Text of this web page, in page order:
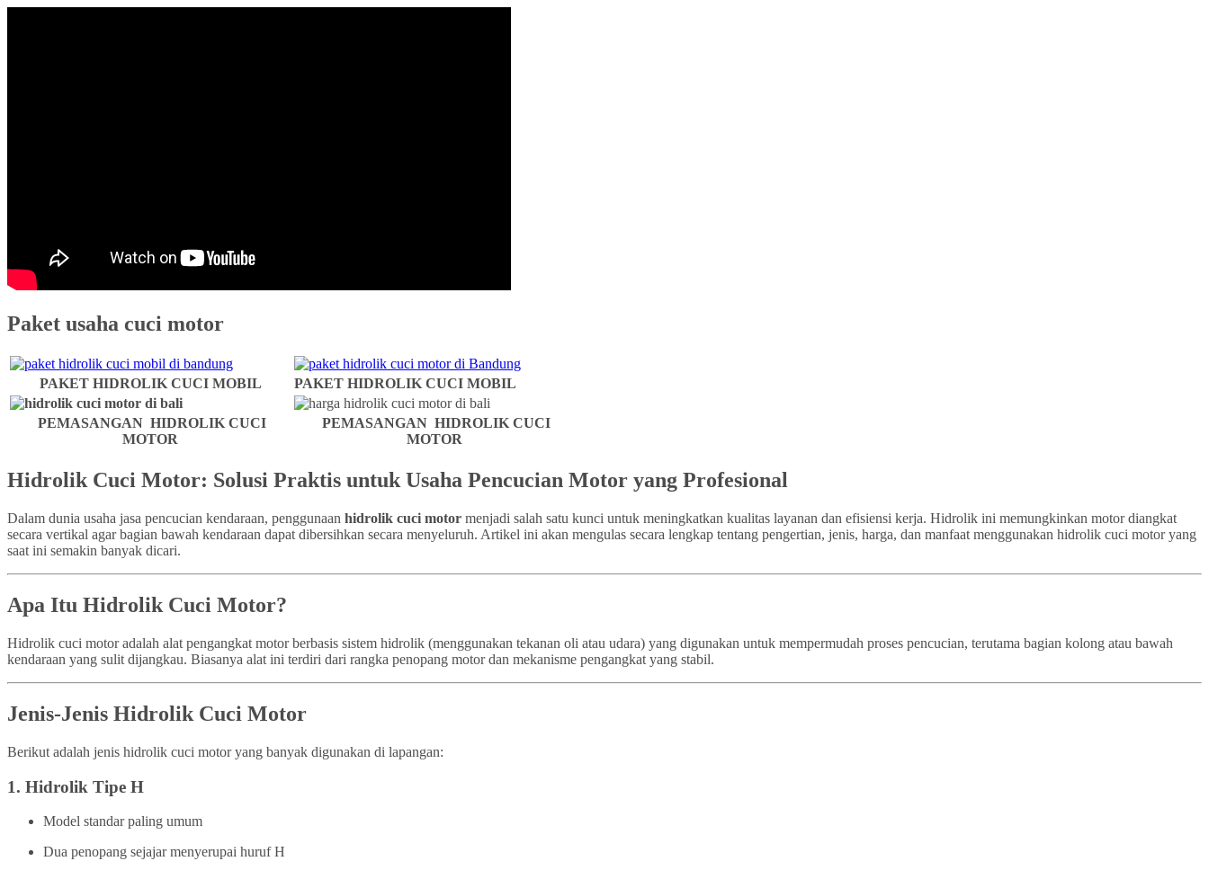
Paket usaha cuci motor
PAKET HIDROLIK CUCI MOBIL PAKET HIDROLIK CUCI MOBIL
PEMASANGAN HIDROLIK CUCI
MOTOR
PEMASANGAN HIDROLIK CUCI
MOTOR
Hidrolik Cuci Motor: Solusi Praktis untuk Usaha Pencucian Motor yang Profesional
Dalam dunia usaha jasa pencucian kendaraan, penggunaan hidrolik cuci motor menjadi salah satu kunci untuk meningkatkan kualitas layanan dan efisiensi kerja. Hidrolik ini memungkinkan motor diangkat
secara vertikal agar bagian bawah kendaraan dapat dibersihkan secara menyeluruh. Artikel ini akan mengulas secara lengkap tentang pengertian, jenis, harga, dan manfaat menggunakan hidrolik cuci motor yang
saat ini semakin banyak dicari.
Apa Itu Hidrolik Cuci Motor?
Hidrolik cuci motor adalah alat pengangkat motor berbasis sistem hidrolik (menggunakan tekanan oli atau udara) yang digunakan untuk mempermudah proses pencucian, terutama bagian kolong atau bawah
kendaraan yang sulit dijangkau. Biasanya alat ini terdiri dari rangka penopang motor dan mekanisme pengangkat yang stabil.
Jenis-Jenis Hidrolik Cuci Motor
Berikut adalah jenis hidrolik cuci motor yang banyak digunakan di lapangan:
1. Hidrolik Tipe H
Model standar paling umum
Dua penopang sejajar menyerupai huruf H